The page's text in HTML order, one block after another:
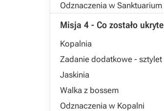
Odznaczenia w Sanktuarium
Misja 4 - Co zostało ukryte
Kopalnia
Zadanie dodatkowe - sztylet
Jaskinia
Walka z bossem
Odznaczenia w Kopalni